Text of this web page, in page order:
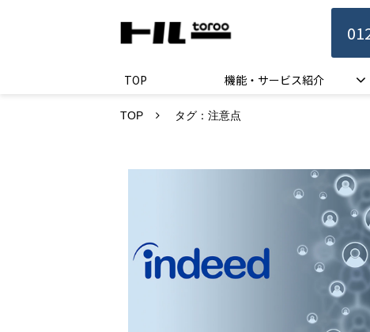
TOP 機能・サービス紹介
TOP タグ：注意点